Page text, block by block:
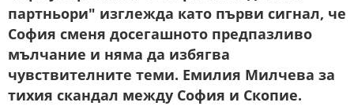
партньори" изглежда като първи сигнал, че
София сменя досегашното предпазливо
мълчание и няма да избягва
чувствителните теми. Емилия Милчева за
тихия скандал между София и Скопие.